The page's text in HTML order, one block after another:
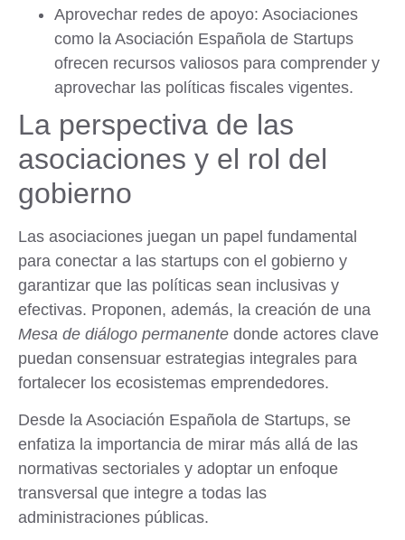
Aprovechar redes de apoyo: Asociaciones
como la Asociación Española de Startups
ofrecen recursos valiosos para comprender y
aprovechar las políticas fiscales vigentes.
La perspectiva de las
asociaciones y el rol del
gobierno
Las asociaciones juegan un papel fundamental
para conectar a las startups con el gobierno y
garantizar que las políticas sean inclusivas y
efectivas. Proponen, además, la creación de una
Mesa de diálogo permanente donde actores clave
puedan consensuar estrategias integrales para
fortalecer los ecosistemas emprendedores.
Desde la Asociación Española de Startups, se
enfatiza la importancia de mirar más allá de las
normativas sectoriales y adoptar un enfoque
transversal que integre a todas las
administraciones públicas.